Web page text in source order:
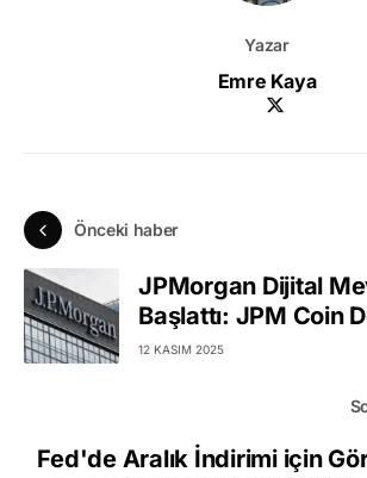
Yazar
Emre Kaya
Önceki haber
JPMorgan Dijital
Başlattı: JPM Coin
12 KASIM 2025
Fed'de Aralık İndirimi için